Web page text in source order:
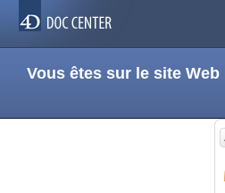
Vous êtes sur le site